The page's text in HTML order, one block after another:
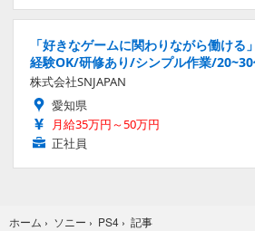
「好きなゲームに関わりながら働け
経験OK/研修あり/シンプル作業/
株式会社SNJAPAN
愛知県
月給35万円～50万円
正社員
ホーム › ソニー › PS4 › 記事